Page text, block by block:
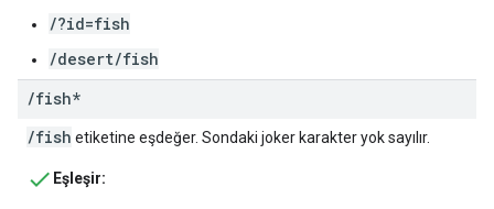
/?id=fish
/desert/fish
/fish*
/fish etiketine eşdeğer. Sondaki joker karakter yok sayılır.
Eşleşir: